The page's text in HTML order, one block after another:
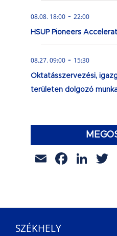
08.08. 18:00 - 22:00
HSUP Pioneers
08.27. 09:00 - 15:30
Oktatásszervezési,
területen dolgozó
Email
SZÉKHELY